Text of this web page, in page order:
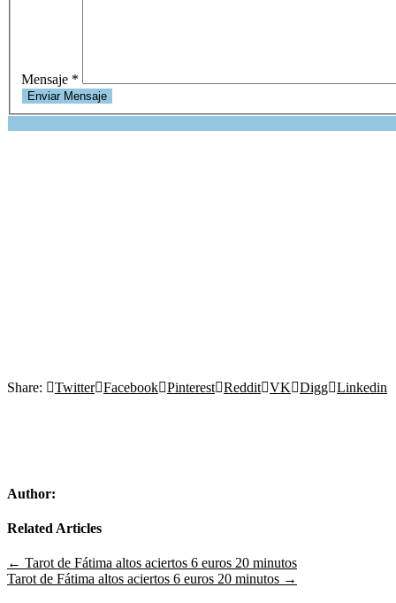
Mensaje *
Share: Twitter Facebook Pinterest Reddit VK Digg Linkedin
Author:
Related Articles
Navegación
de
← Tarot de Fátima altos aciertos 6 euros 20 minutos
Tarot de Fátima altos aciertos 6 euros 20 minutos →